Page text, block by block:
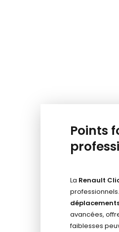
Points
La Renault
avancées,
faiblesses